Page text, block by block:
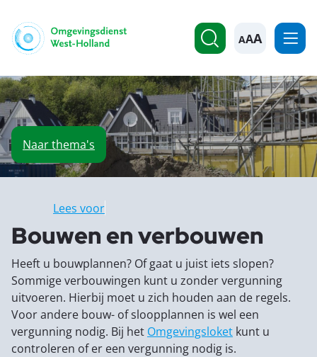
A
Lees voor
Naarthema's
Bouwen en verbouwen
Heeft u bouwplannen? Of gaat u juist iets slopen?
Sommige verbouwingen kunt u zonder vergunning
uitvoeren. Hierbij moet u zich houden aan de regels.
Voor andere bouw- of sloopplannen is wel een
vergunning nodig. Bij het Omgevingsloket kunt u
controleren of er een vergunning nodig is.